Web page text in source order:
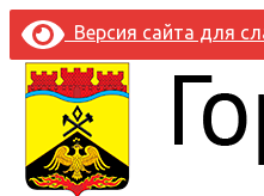
Версия сайта для